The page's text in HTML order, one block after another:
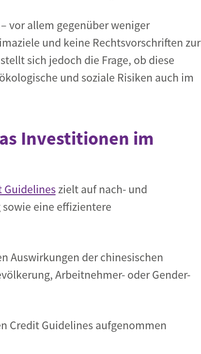
vor allem gegenüber weniger
und keine Rechtsvorschriften zur
sich jedoch die Frage, ob diese
und soziale Risiken auch im
Investitionen im
Guidelineszielt auf nach- und
eine effizientere
Auswirkungen der chinesischen
Arbeitnehmer- oder Gender-
Credit Guidelines aufgenommen